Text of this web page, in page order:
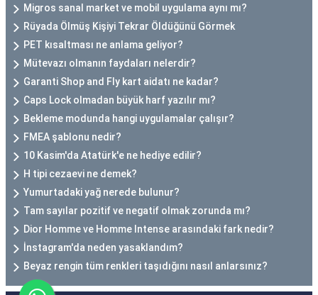
Migros sanal market ve mobil uygulama aynı mı?
Rüyada Ölmüş Kişiyi Tekrar Öldüğünü Görmek
PET kısaltması ne anlama geliyor?
Mütevazı olmanın faydaları nelerdir?
Garanti Shop and Fly kart aidatı ne kadar?
Caps Lock olmadan büyük harf yazılır mı?
Bekleme modunda hangi uygulamalar çalışır?
FMEA şablonu nedir?
10 Kasim'da Atatürk'e ne hediye edilir?
H tipi cezaevi ne demek?
Yumurtadaki yağ nerede bulunur?
Tam sayılar pozitif ve negatif olmak zorunda mı?
Dior Homme ve Homme Intense arasındaki fark nedir?
İnstagram'da neden yasaklandım?
Beyaz rengin tüm renkleri taşıdığını nasıl anlarsınız?